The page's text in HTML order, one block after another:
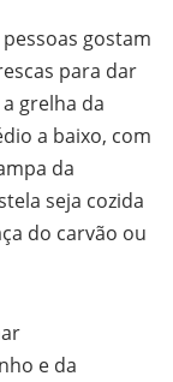
gostam
para dar
grelha da
a baixo, com
da
seja cozida
do carvão ou
e da